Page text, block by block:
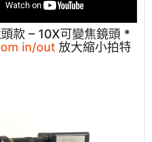
款 – 10X可變焦鏡頭 *
in/out 放大縮小拍特